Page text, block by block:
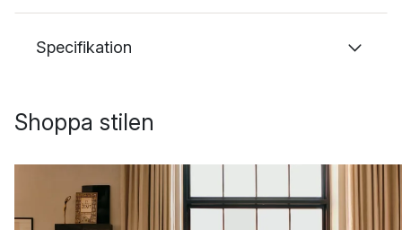
Specifikation
Shoppa stilen